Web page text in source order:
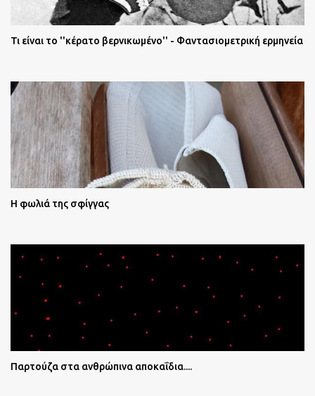
Τι είναι το ''κέρατο βερνικωμένο'' - Φαντασιομετρική ερμηνεία
Η φωλιά της σφίγγας
Παρτούζα στα ανθρώπινα αποκαΐδια....